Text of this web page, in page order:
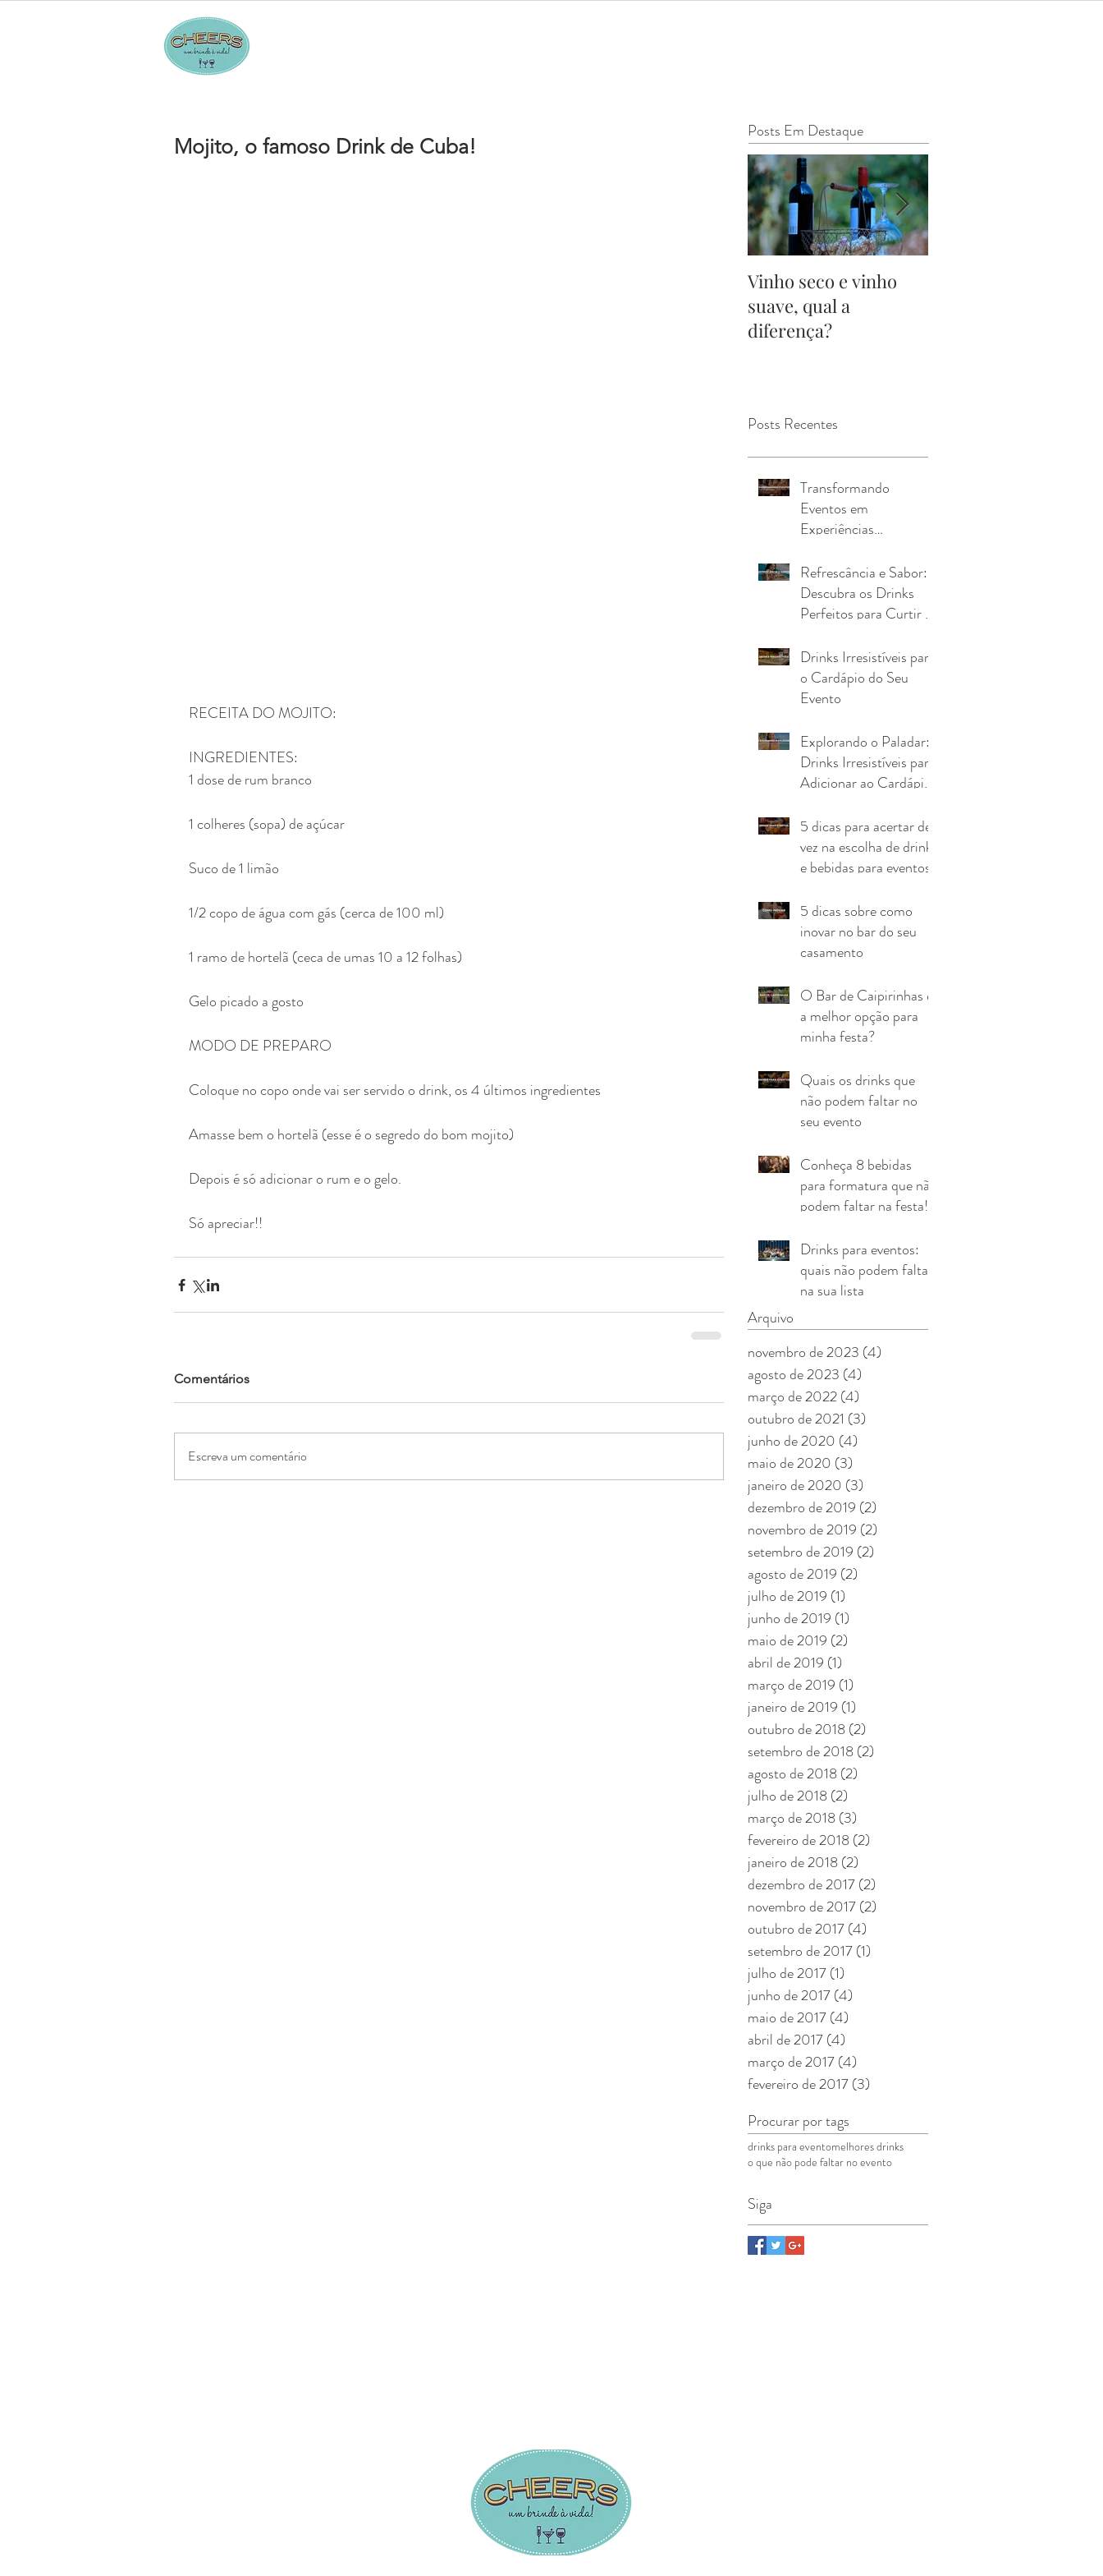
Mojito, o famoso Drink de Cuba!
RECEITA DO MOJITO:
INGREDIENTES:
1 dose de rum branco
1 colheres (sopa) de açúcar
Suco de 1 limão
1/2 copo de água com gás (cerca de 100 ml)
1 ramo de hortelã (ceca de umas 10 a 12 folhas)
Gelo picado a gosto
MODO DE PREPARO
Coloque no copo onde vai ser servido o drink, os 4 últimos ingredientes
Amasse bem o hortelã (esse é o segredo do bom mojito)
Depois é só adicionar o rum e o gelo.
Só apreciar!!
Comentários
Escreva um comentário
Posts Em Destaque
Vinho seco e vinho
suave, qual a
diferença?
Posts Recentes
Transformando
Eventos em
Experiências
Kombi Drink Truck
Refrescância e Sabor:
Descubra os Drinks
Perfeitos para Curtir o
Drinks Irresistíveis para
o Cardápio do Seu
Evento
Explorando o Paladar:
Drinks Irresistíveis para
Adicionar ao Cardápio
5 dicas para acertar de
vez na escolha de drinks
e bebidas para eventos
5 dicas sobre como
inovar no bar do seu
casamento
O Bar de Caipirinhas é
a melhor opção para
minha festa?
Quais os drinks que
não podem faltar no
seu evento
Conheça 8 bebidas
para formatura que não
podem faltar na festa!
Drinks para eventos:
quais não podem faltar
na sua lista
Arquivo
novembro de 2023 (4)
agosto de 2023 (4)
março de 2022(4)
outubro de 2021 (3)
junho de 2020 (4)
maio de 2020 (3)
janeiro de 2020 (3)
dezembro de 2019 (2)
novembro de 2019 (2)
setembro de 2019 (2)
agosto de 2019 (2)
julho de 2019 (1)
junho de 2019 (1)
maio de 2019 (2)
abril de 2019 (1)
março de 2019 (1)
janeiro de 2019 (1)
outubro de 2018(2)
setembro de 2018(2)
agosto de 2018(2)
julho de 2018(2)
março de 2018(3)
fevereiro de 2018(2)
janeiro de 2018(2)
dezembro de 2017(2)
novembro de 2017(2)
outubro de 2017(4)
setembro de 2017(1)
julho de 2017(1)
junho de 2017(4)
maio de 2017(4)
abril de 2017(4)
março de 2017(4)
fevereiro de 2017(3)
Procurar por tags
drinks para eventomelhores drinks
o que não pode faltar no evento
Siga